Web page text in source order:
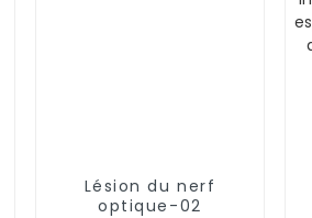
Lésion du nerf
optique-02